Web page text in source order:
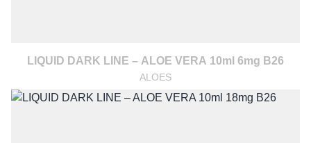
LIQUID DARK LINE – ALOE VERA 10ml 6mg B26
ALOES